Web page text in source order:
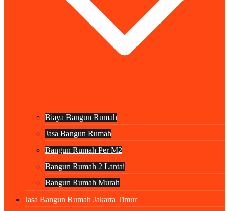
Biaya Bangun Rumah
Jasa Bangun Rumah
Bangun Rumah Per M2
Bangun Rumah 2 Lantai
Bangun Rumah Murah
Jasa Bangun Rumah Jakarta Timur